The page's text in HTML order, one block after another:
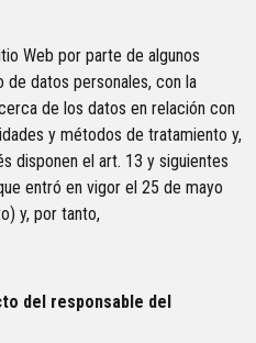
Web por parte de algunos
datos personales, con la
de los datos en relación con
y métodos de tratamiento y,
disponen el art. 13 y siguientes
entró en vigor el 25 de mayo
y, por tanto,
del responsable del